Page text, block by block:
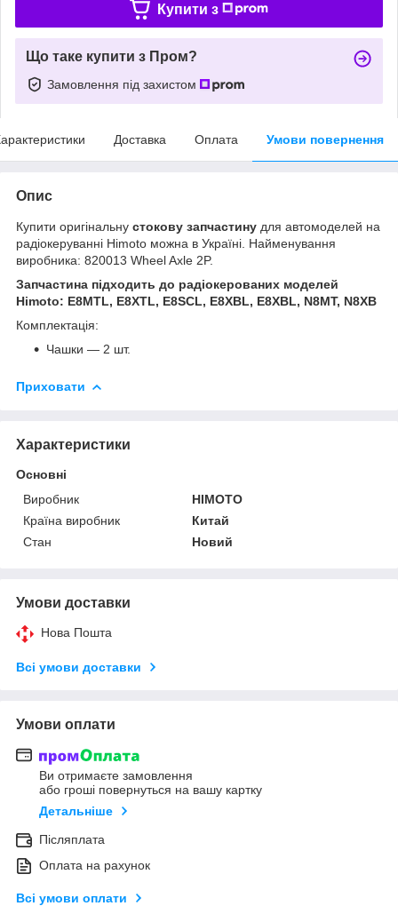
Купити з
Що таке купити з Пром?
Замовлення під захистом
Доставка Оплата Умови повернення
Опис
Купити оригінальну стокову запчастину для автомоделей на
радіокеруванні Himoto можна в Україні. Найменування
виробника: 820013 Wheel Axle 2P.
Запчастина підходить до радіокерованих моделей
Himoto: E8MTL, E8XTL, E8SCL, E8XBL, E8XBL, N8MT, N8XB
Комплектація:
Чашки — 2 шт.
Приховати
Характеристики
Основні
Виробник
HIMOTO
Країна виробник
Китай
Стан
Новий
Умови доставки
Нова Пошта
Всі умови доставки
Умови оплати
Ви отримаєте замовлення
або гроші повернуться на вашу картку
Детальніше
Післяплата
Оплата на рахунок
Всі умови оплати